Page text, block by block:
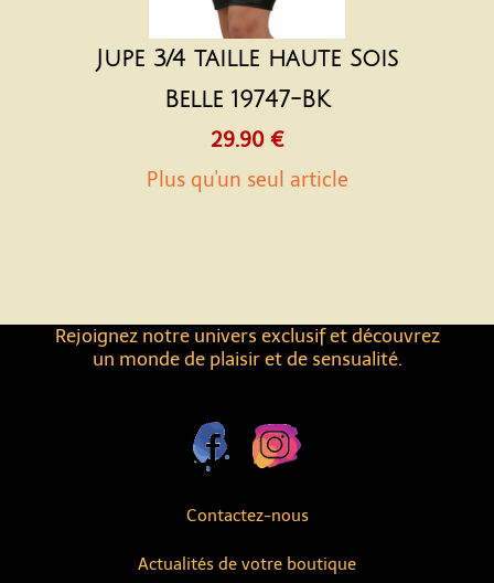
Contactez-nous
Actualités de votre boutique
Rejoignez notre univers exclusif et découvrez
un monde de plaisir et de sensualité.
Jupe 3/4 taille haute Sois
Belle 19747-BK
29.90 €
Plus qu'un seul article